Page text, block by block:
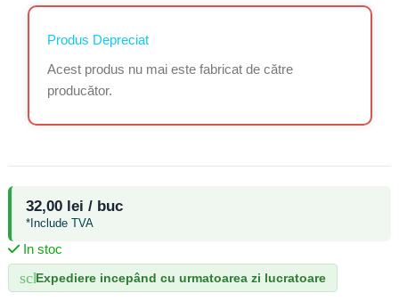
Produs Depreciat
Acest produs nu mai este fabricat de către
producător.
32,00 lei / buc
*Include TVA
In stoc
schedule
Expediere incepând cu urmatoarea zi lucratoare